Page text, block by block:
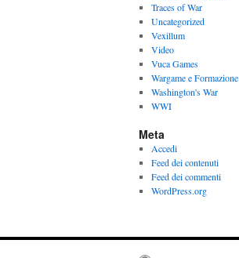
Traces of War
Uncategorized
Vexillum
Video
Vuca Games
Wargame e Formazione
Washington's War
WWI
Meta
Accedi
Feed dei contenuti
Feed dei commenti
WordPress.org